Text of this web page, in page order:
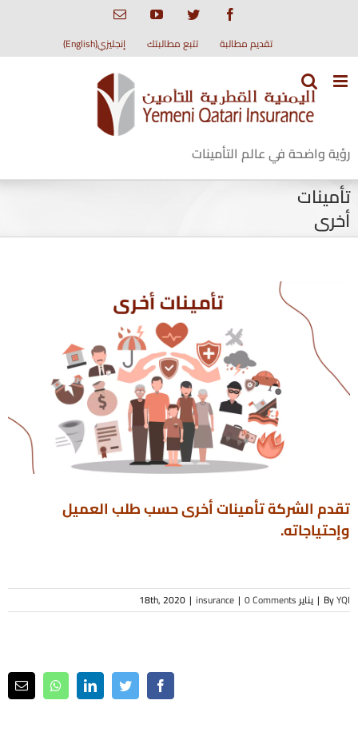
Facebook
Twitter
YouTube
Email
تقديم مطالبة تتبع مطالبتك إنجليزي(English)
رؤية واضحة في عالم التأمينات
تأمينات
أخرى
تقدم الشركة تأمينات أخرى حسب طلب العميل
وإحتياجاته.
ByYQI
| يناير 18th, 2020 | insurance | 0 Comments
Facebook
Twitter
LinkedIn
Whatsapp